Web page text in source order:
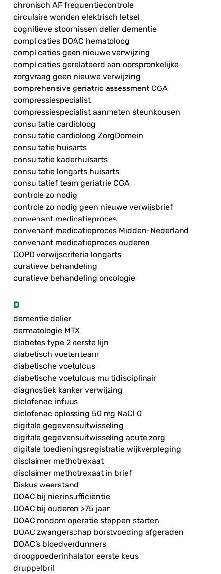
chronisch AF frequentiecontrole
circulaire wonden elektrisch letsel
cognitieve stoornissen delier dementie
complicaties DOAC hematoloog
complicaties geen nieuwe verwijzing
complicaties gerelateerd aan oorspronkelijke
zorgvraag geen nieuwe verwijzing
comprehensive geriatric assessment CGA
compressiespecialist
compressiespecialist aanmeten steunkousen
consultatie cardioloog
consultatie cardioloog ZorgDomein
consultatie huisarts
consultatie kaderhuisarts
consultatie longarts huisarts
consultatief team geriatrie CGA
controle zo nodig
controle zo nodig geen nieuwe verwijsbrief
convenant medicatieproces
convenant medicatieproces Midden-Nederland
convenant medicatieproces ouderen
COPD verwijscriteria longarts
curatieve behandeling
curatieve behandeling oncologie
D
dementie delier
dermatologie MTX
diabetes type 2 eerste lijn
diabetisch voetenteam
diabetische voetulcus
diabetische voetulcus multidisciplinair
diagnostiek kanker verwijzing
diclofenac infuus
diclofenac oplossing 50 mg NaCl 0
digitale gegevensuitwisseling
digitale gegevensuitwisseling acute zorg
digitale toedieningsregistratie wijkverpleging
disclaimer methotrexaat
disclaimer methotrexaat in brief
Diskus weerstand
DOAC bij nierinsufficiëntie
DOAC bij ouderen >75 jaar
DOAC rondom operatie stoppen starten
DOAC zwangerschap borstvoeding afgeraden
DOAC’s bloedverdunners
droogpoederinhalator eerste keus
druppelbril